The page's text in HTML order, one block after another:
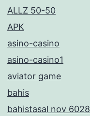
ALLZ 50-50
APK
asino-casino
asino-casino1
aviator game
bahis
bahistasal nov 6028